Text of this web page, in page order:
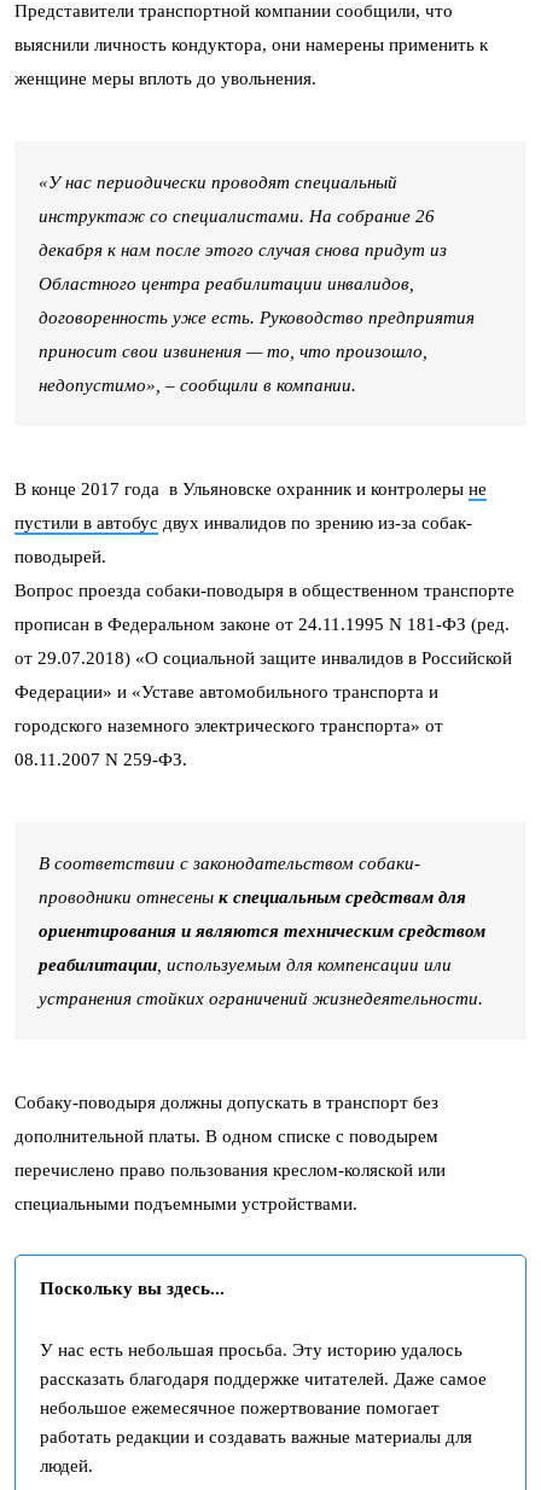
Представители транспортной компании сообщили, что
выяснили личность кондуктора, они намерены применить к
женщине меры вплоть до увольнения.
«У нас периодически проводят специальный
инструктаж со специалистами. На собрание 26
декабря к нам после этого случая снова придут из
Областного центра реабилитации инвалидов,
договоренность уже есть. Руководство предприятия
приносит свои извинения — то, что произошло,
недопустимо», – сообщили в компании.
В конце 2017 года в Ульяновске охранник и контролеры не
пустили в автобус двух инвалидов по зрению из-за собак-
поводырей.
Вопрос проезда собаки-поводыря в общественном транспорте
прописан в Федеральном законе от 24.11.1995 N 181-ФЗ (ред.
от 29.07.2018) «О социальной защите инвалидов в Российской
Федерации» и «Уставе автомобильного транспорта и
городского наземного электрического транспорта» от
08.11.2007 N 259-ФЗ.
В соответствии с законодательством собаки-
проводники отнесены к специальным средствам для
ориентирования и являются техническим средством
реабилитации , используемым для компенсации или
устранения стойких ограничений жизнедеятельности.
Собаку-поводыря должны допускать в транспорт без
дополнительной платы. В одном списке с поводырем
перечислено право пользования креслом-коляской или
специальными подъемными устройствами.
Поскольку вы здесь...
У нас есть небольшая просьба. Эту историю удалось
рассказать благодаря поддержке читателей. Даже самое
небольшое ежемесячное пожертвование помогает
работать редакции и создавать важные материалы для
людей.